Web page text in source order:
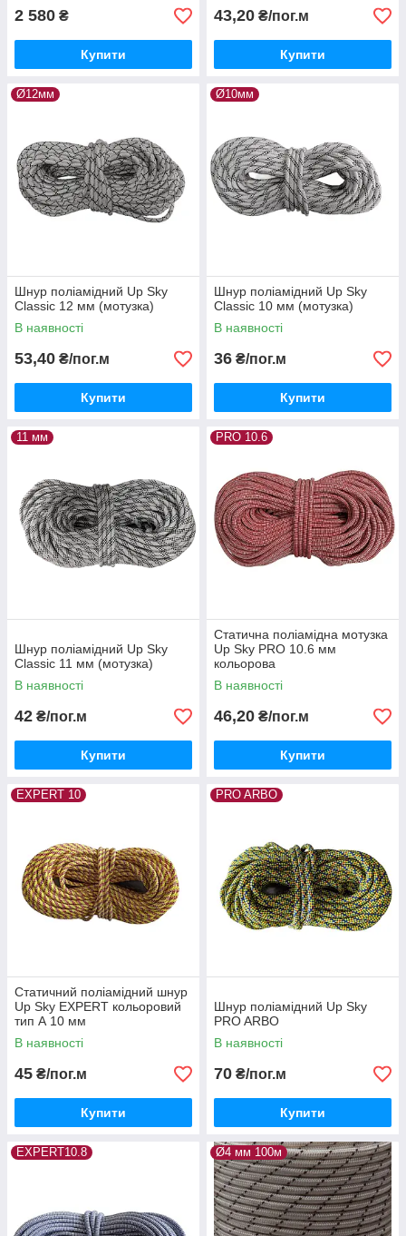
2 580 ₴
Купити
43,20 ₴/пог.м
Купити
Ø12мм
Шнур поліамідний Up Sky
Classic 12 мм (мотузка)
В наявності
53,40 ₴/пог.м
Купити
Ø10мм
Шнур поліамідний Up Sky
Classic 10 мм (мотузка)
В наявності
36 ₴/пог.м
Купити
11 мм
Шнур поліамідний Up Sky
Classic 11 мм (мотузка)
В наявності
42 ₴/пог.м
Купити
PRO 10.6
Статична поліамідна мотузка
Up Sky PRO 10.6 мм
кольорова
В наявності
46,20 ₴/пог.м
Купити
EXPERT 10
Статичний поліамідний шнур
Up Sky EXPERT кольоровий
тип А 10 мм
В наявності
45 ₴/пог.м
Купити
PRO ARBO
Шнур поліамідний Up Sky
PRO ARBO
В наявності
70 ₴/пог.м
Купити
EXPERT10.8 Ø4 мм 100м